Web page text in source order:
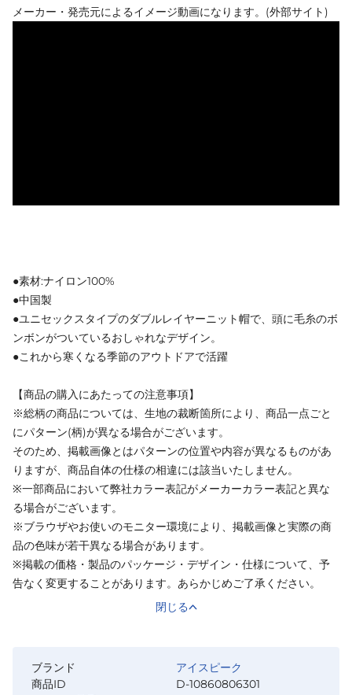
メーカー・発売元によるイメージ動画になります。(外部サイト)
●素材:ナイロン100%
●中国製
●ユニセックスタイプのダブルレイヤーニット帽で、頭に毛糸のボ
ンボンがついているおしゃれなデザイン。
●これから寒くなる季節のアウトドアで活躍
【商品の購入にあたっての注意事項】
※総柄の商品については、生地の裁断箇所により、商品一点ごと
にパターン(柄)が異なる場合がございます。
そのため、掲載画像とはパターンの位置や内容が異なるものがあ
りますが、商品自体の仕様の相違には該当いたしません。
※一部商品において弊社カラー表記がメーカーカラー表記と異な
る場合がございます。
※ブラウザやお使いのモニター環境により、掲載画像と実際の商
品の色味が若干異なる場合があります。
※掲載の価格・製品のパッケージ・デザイン・仕様について、予
告なく変更することがあります。あらかじめご了承ください。
閉じる
ブランド
アイスピーク
商品ID
D-10860806301